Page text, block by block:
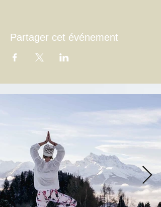
le barrage et ses montagnes environnante
Partager cet événement